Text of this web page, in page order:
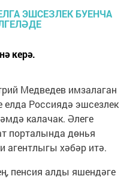
керә.
Медведев имзалаган
елда Россиядә эшсезлек
калачак. Әлеге
порталында дөнья
агентлыгы хәбәр итә.
пенсия алды яшендәге